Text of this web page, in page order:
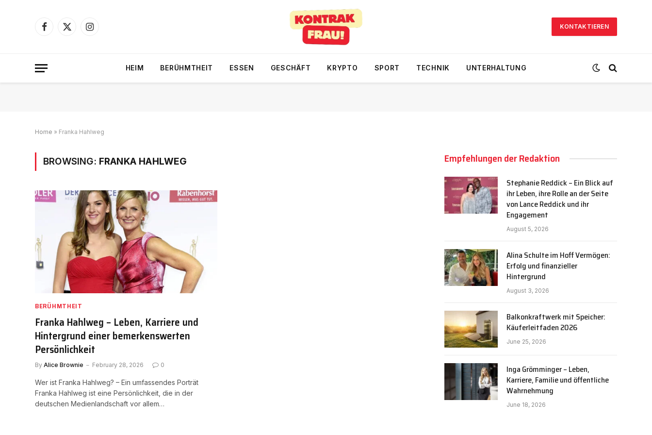
Facebook
X
Instagram
KONTAKTIEREN
HEIM BERÜHMTHEIT ESSEN GESCHÄFT KRYPTO SPORT TECHNIK UNTERHALTUNG
Home » Franka Hahlweg
BROWSING: FRANKA HAHLWEG
BERÜHMTHEIT
Franka Hahlweg – Leben, Karriere und
Hintergrund einer bemerkenswerten
Persönlichkeit
By Alice Brownie February 28, 2026 0
Wer ist Franka Hahlweg? – Ein umfassendes Porträt
Franka Hahlweg ist eine Persönlichkeit, die in der
deutschen Medienlandschaft vor allem…
Empfehlungen der Redaktion
Stephanie Reddick – Ein Blick auf
ihr Leben, ihre Rolle an der Seite
von Lance Reddick und ihr
Engagement
August 5, 2026
Alina Schulte im Hoff Vermögen:
Erfolg und finanzieller
Hintergrund
August 3, 2026
Balkonkraftwerk mit Speicher:
Käuferleitfaden 2026
June 25, 2026
Inga Grömminger – Leben,
Karriere, Familie und öffentliche
Wahrnehmung
June 18, 2026